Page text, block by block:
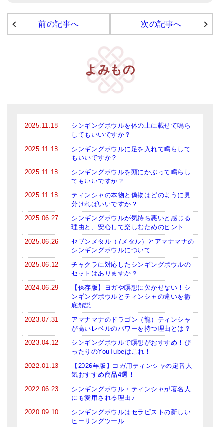
前の記事へ 次の記事へ
よみもの
2025.11.18
シンギングボウルを体の上に載せて鳴ら
してもいいですか？
2025.11.18
シンギングボウルに足を入れて鳴らして
もいいですか？
2025.11.18
シンギングボウルを頭にかぶって鳴らし
てもいいですか？
2025.11.18
ティンシャの本物と偽物はどのように見
分ければいいですか？
2025.06.27
シンギングボウルが気持ち悪いと感じる
理由と、安心して楽しむためのヒント
2025.06.26
セブンメタル（7メタル）とアマナマナの
シンギングボウルについて
2025.06.12
チャクラに対応したシンギングボウルの
セットはありますか？
2024.06.29
【保存版】ヨガや瞑想に欠かせない！シ
ンギングボウルとティンシャの違いを徹
底解説
2023.07.31
アマナマナのドラゴン（龍）ティンシャ
が高いレベルのパワーを持つ理由とは？
2023.04.12
シンギングボウルで瞑想がおすすめ！ぴ
ったりのYouTubeはこれ！
2022.01.13
【2026年版】ヨガ用ティンシャの定番人
気おすすめ商品4選！
2022.06.23
シンギングボウル・ティンシャが著名人
にも愛用される理由♪
2020.09.10
シンギングボウルはセラピストの新しい
ヒーリングツール